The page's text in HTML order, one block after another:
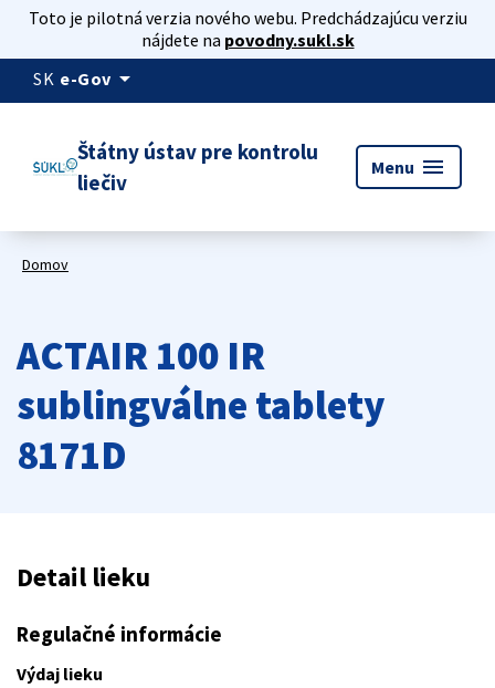
Toto je pilotná verzia nového webu. Predchádzajúcu verziu
nájdete na povodny.sukl.sk
SK e-Gov arrow_drop_down
Štátny ústav pre kontrolu
liečiv
Menu menu
Domov
ACTAIR 100 IR
sublingválne tablety
8171D
Detail lieku
Regulačné informácie
Výdaj lieku